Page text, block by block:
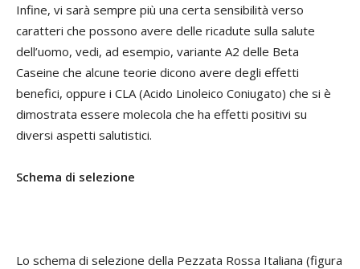
Infine, vi sarà sempre più una certa sensibilità verso
caratteri che possono avere delle ricadute sulla salute
dell’uomo, vedi, ad esempio, variante A2 delle Beta
Caseine che alcune teorie dicono avere degli effetti
benefici, oppure i CLA (Acido Linoleico Coniugato) che si è
dimostrata essere molecola che ha effetti positivi su
diversi aspetti salutistici.
Schema di selezione
Lo schema di selezione della Pezzata Rossa Italiana (figura